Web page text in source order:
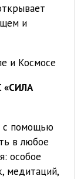
и
и Космосе
«СИЛА
с помощью
в любое
особое
медитаций,